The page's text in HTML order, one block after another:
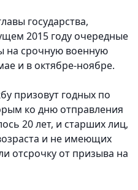
государства,
2015 году очередные
на срочную военную
и в октябре-ноябре.
призовут годных по
ко дню отправления
20 лет, и старших лиц,
и не имеющих
отсрочку от призыва на